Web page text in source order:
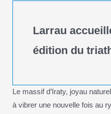
Larrau
édition du
Le massif d’Iraty, joyau
à vibrer une nouvelle fois au